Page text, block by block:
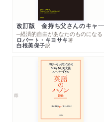
改訂版 金持ち父さんのキャッシュフロー・クワドラント
─経済的自由があなたのものになる
ロバート・キヨサキ著
白根美保子訳